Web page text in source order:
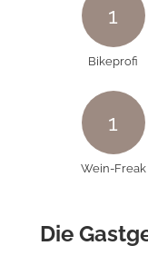
1
Bikeprofi
1
Wein-Freak
Die